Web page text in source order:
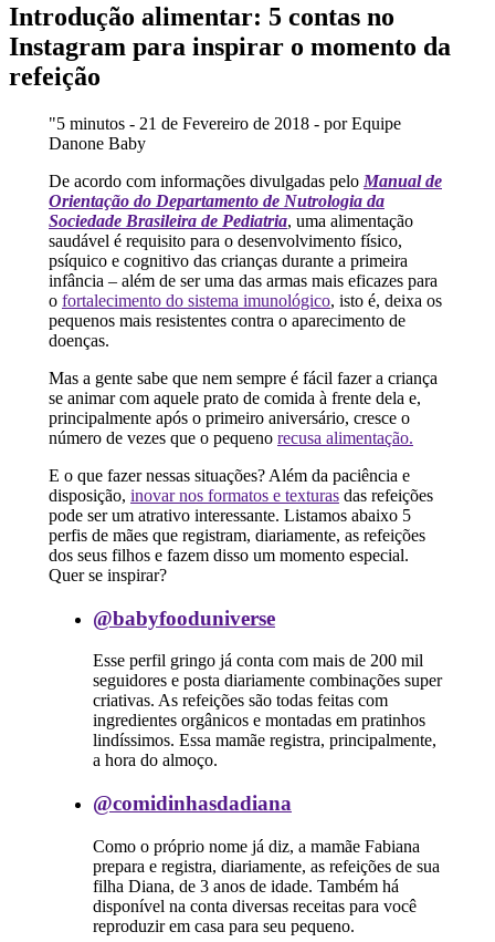
Introdução alimentar: 5 contas no
Instagram para inspirar o momento da
refeição
"5 minutos - 21 de Fevereiro de 2018 - por Equipe
Danone Baby
De acordo com informações divulgadas pelo Manual de
Orientação do Departamento de Nutrologia da
Sociedade Brasileira de Pediatria, uma alimentação
saudável é requisito para o desenvolvimento físico,
psíquico e cognitivo das crianças durante a primeira
infância – além de ser uma das armas mais eficazes para
o fortalecimento do sistema imunológico, isto é, deixa os
pequenos mais resistentes contra o aparecimento de
doenças.
Mas a gente sabe que nem sempre é fácil fazer a criança
se animar com aquele prato de comida à frente dela e,
principalmente após o primeiro aniversário, cresce o
número de vezes que o pequeno recusa alimentação.
E o que fazer nessas situações? Além da paciência e
disposição, inovar nos formatos e texturasdas refeições
pode ser um atrativo interessante. Listamos abaixo 5
perfis de mães que registram, diariamente, as refeições
dos seus filhos e fazem disso um momento especial.
Quer se inspirar?
@babyfooduniverse
Esse perfil gringo já conta com mais de 200 mil
seguidores e posta diariamente combinações super
criativas. As refeições são todas feitas com
ingredientes orgânicos e montadas em pratinhos
lindíssimos. Essa mamãe registra, principalmente,
a hora do almoço.
@comidinhasdadiana
Como o próprio nome já diz, a mamãe Fabiana
prepara e registra, diariamente, as refeições de sua
filha Diana, de 3 anos de idade. Também há
disponível na conta diversas receitas para você
reproduzir em casa para seu pequeno.